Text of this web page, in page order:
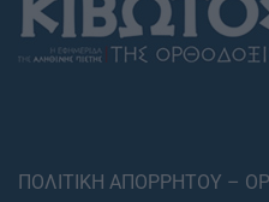
ΠΟΛΙΤΙΚΗ ΑΠΟΡΡΗΤΟΥ –